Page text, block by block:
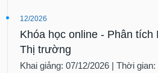
12/2026
Khóa học online - Phân tích
Thị trường
Khai giảng: 07/12/2026 | Thời gian: